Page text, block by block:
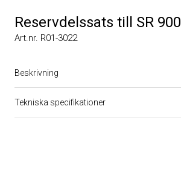
Reservdelssats till SR 900
Art.nr. R01-3022
Beskrivning
Tekniska specifikationer